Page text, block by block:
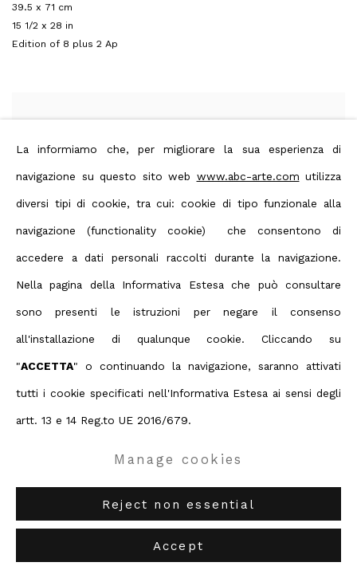
39.5 x 71 cm
15 1/2 x 28 in
Edition of 8 plus 2 Ap
La informiamo che, per migliorare la sua esperienza di
navigazione su questo sito web www.abc-arte.com utilizza
diversi tipi di cookie, tra cui: cookie di tipo funzionale alla
navigazione (functionality cookie) che consentono di
accedere a dati personali raccolti durante la navigazione.
Nella pagina della Informativa Estesa che può consultare
sono presenti le istruzioni per negare il consenso
all'installazione di qualunque cookie. Cliccando su
"ACCETTA" o continuando la navigazione, saranno attivati
tutti i cookie specificati nell'Informativa Estesa ai sensi degli
artt. 13 e 14 Reg.to UE 2016/679.
Manage cookies
Reject non essential
Accept